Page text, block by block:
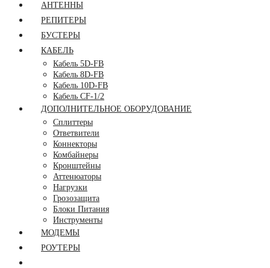
АНТЕННЫ
РЕПИТЕРЫ
БУСТЕРЫ
КАБЕЛЬ
Кабель 5D-FB
Кабель 8D-FB
Кабель 10D-FB
Кабель CF-1/2
ДОПОЛНИТЕЛЬНОЕ ОБОРУДОВАНИЕ
Сплиттеры
Ответвители
Коннекторы
Комбайнеры
Кронштейны
Аттенюаторы
Нагрузки
Грозозащита
Блоки Питания
Инструменты
МОДЕМЫ
РОУТЕРЫ